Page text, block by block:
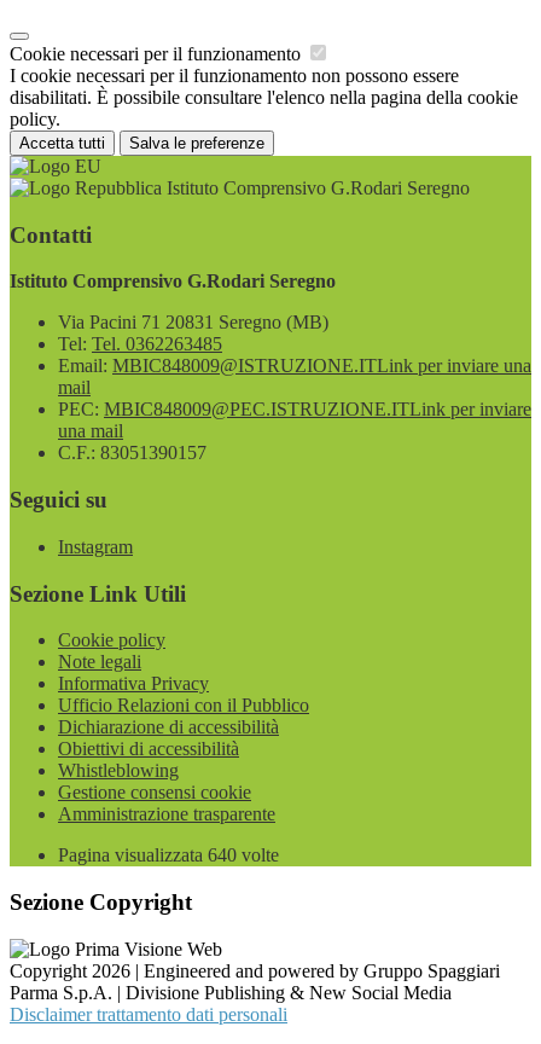
Cookie necessari per il funzionamento
I cookie necessari per il funzionamento non possono essere
disabilitati. È possibile consultare l'elenco nella pagina della cookie
policy.
Accetta tutti Salva le preferenze
Istituto Comprensivo G.Rodari Seregno
Contatti
Istituto Comprensivo G.Rodari Seregno
Via Pacini 71 20831 Seregno (MB)
Tel: Tel. 0362263485
Email: MBIC848009@ISTRUZIONE.ITLink per inviare una
mail
PEC: MBIC848009@PEC.ISTRUZIONE.ITLink per inviare
una mail
C.F.: 83051390157
Seguici su
Instagram
Sezione Link Utili
Cookie policy
Note legali
Informativa Privacy
Ufficio Relazioni con il Pubblico
Dichiarazione di accessibilità
Obiettivi di accessibilità
Whistleblowing
Gestione consensi cookie
Amministrazione trasparente
Pagina visualizzata 640 volte
Sezione Copyright
Copyright 2026 | Engineered and powered by Gruppo Spaggiari
Parma S.p.A. | Divisione Publishing & New Social Media
Disclaimer trattamento dati personali